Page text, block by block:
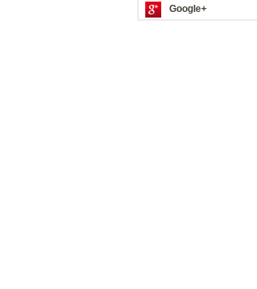
Google+